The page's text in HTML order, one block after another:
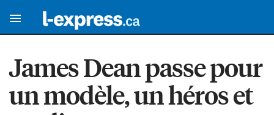
James Dean passe pour
un modèle, un héros et